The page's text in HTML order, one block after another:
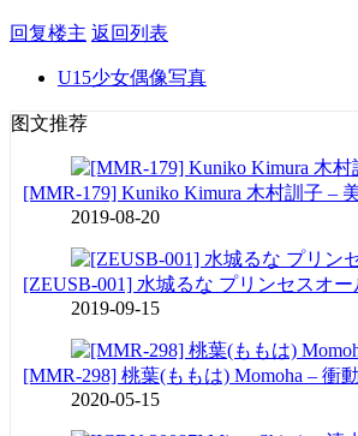
回复楼主 返回列表
U15少女偶像写真
图文推荐
[MMR-179] Kuniko Kimura 木村訓子 –
2019-08-20
[ZEUSB-001] 水城るな プリンセスオ
2019-09-15
[MMR-298] 桃葉(ももは) Momoha – 衝
2020-05-15